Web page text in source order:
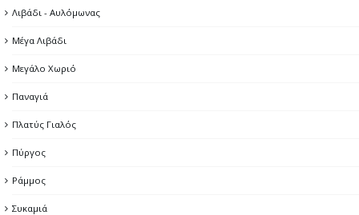
Μεταλλευτικές Εγκαταστάσεις
Μύλοι
Πάνω Πιάτσα
Πλυσταριό
Φάρος
Φράγμα
Ψαρόπυργος & Σπηλιά του Κύκλωπα
Λιβάδι - Αυλόμωνας
Μέγα Λιβάδι
Μεγάλο Χωριό
Παναγιά
Πλατύς Γιαλός
Πύργος
Ράμμος
Συκαμιά